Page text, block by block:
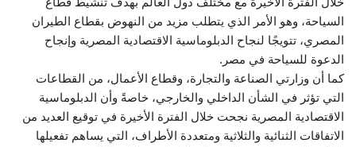
السياحة، وهو الأمر الذي يتطلب مزيد من النهوض بقطاع الطيران
المصري، تتويجًا لنجاح الدبلوماسية الاقتصادية المصرية وإنجاح
الدعوة للسياحة في مصر.
كما أن وزارتي الصناعة والتجارة، وقطاع الأعمال، من القطاعات
التي تؤثر في الشأن الداخلي والخارجي، خاصةً وأن الدبلوماسية
الاقتصادية المصرية نجحت خلال الفترة الأخيرة في توقيع العديد من
الاتفاقات الثنائية والثلاثية ومتعددة الأطراف، التي يساهم تفعيلها